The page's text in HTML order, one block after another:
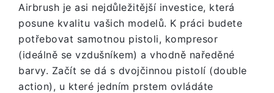
Airbrush je asi nejdůležitější investice, která
posune kvalitu vašich modelů. K práci budete
potřebovat samotnou pistoli, kompresor
(ideálně se vzdušníkem) a vhodně naředěné
barvy. Začít se dá s dvojčinnou pistolí (double
action), u které jedním prstem ovládáte